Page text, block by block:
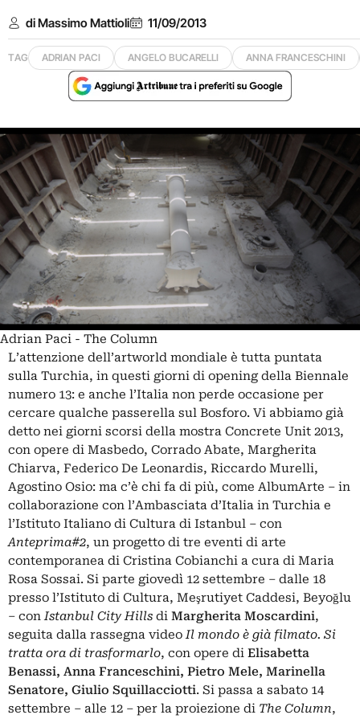
di Massimo Mattioli 11/09/2013
TAG ADRIAN PACI ANGELO BUCARELLI ANNA FRANCESCHINI
Adrian Paci - The Column
L’attenzione dell’artworld mondiale è tutta puntata
sulla Turchia, in questi giorni di opening della Biennale
numero 13: e anche l’Italia non perde occasione per
cercare qualche passerella sul Bosforo. Vi abbiamo già
detto nei giorni scorsi della mostra Concrete Unit 2013,
con opere di Masbedo, Corrado Abate, Margherita
Chiarva, Federico De Leonardis, Riccardo Murelli,
Agostino Osio: ma c’è chi fa di più, come AlbumArte – in
collaborazione con l’Ambasciata d’Italia in Turchia e
l’Istituto Italiano di Cultura di Istanbul – con
Anteprima#2, un progetto di tre eventi di arte
contemporanea di Cristina Cobianchi a cura di Maria
Rosa Sossai. Si parte giovedì 12 settembre – dalle 18
presso l’Istituto di Cultura, Meşrutiyet Caddesi, Beyoğlu
– conIstanbul City Hills di Margherita Moscardini,
seguita dalla rassegna videoIl mondo è già filmato. Si
tratta ora di trasformarlo, con opere di Elisabetta
Benassi, Anna Franceschini, Pietro Mele, Marinella
Senatore, Giulio Squillacciotti. Si passa a sabato 14
settembre – alle 12 – per la proiezione di The Column,